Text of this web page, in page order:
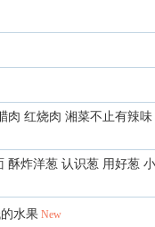
肉 红烧肉 湘菜不止有辣味
酥炸洋葱 认识葱 用好葱
水果 New